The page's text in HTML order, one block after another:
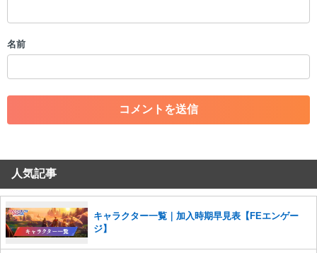
・一度削除された投稿を再び投稿すること
・アカウントの売買など金銭が絡む内容の投稿
・各ゲームのネタバレを含む内容の投稿
・その他、管理者が不適切と判断した投稿
コメントの削除を申請する
せていただきます。ご了承ください。
※一度削除したコメントは復元ができませんのでご注意くだ
さい。
名前
人気記事
キャラクター一覧｜加入時期早見表【FEエンゲー
ジ】